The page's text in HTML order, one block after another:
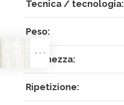
Tecnica / tecnologia:
Peso:
Larghezza:
Ripetizione: